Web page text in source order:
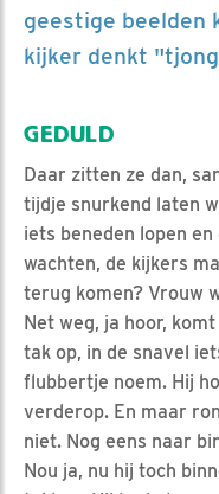
geestige beelden
kijker denkt
GEDULD
Daar zitten ze dan,
tijdje snurkend laten
iets beneden lopen
wachten, de kijkers
terug komen? Vrouw
Net weg, ja hoor,
tak op, in de snavel
flubbertje noem. Hij
verderop. En maar
niet. Nog eens naar
Nou ja, nu hij toch